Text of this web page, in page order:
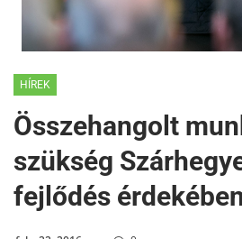
HÍREK
Összehangolt
szükség
fejlődés